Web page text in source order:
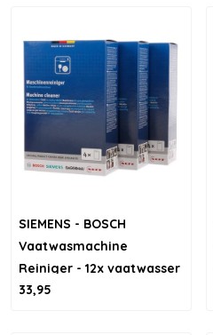
SIEMENS - BOSCH
Vaatwasmachine
Reiniger - 12x vaatwasser
schoonmaken
33,95